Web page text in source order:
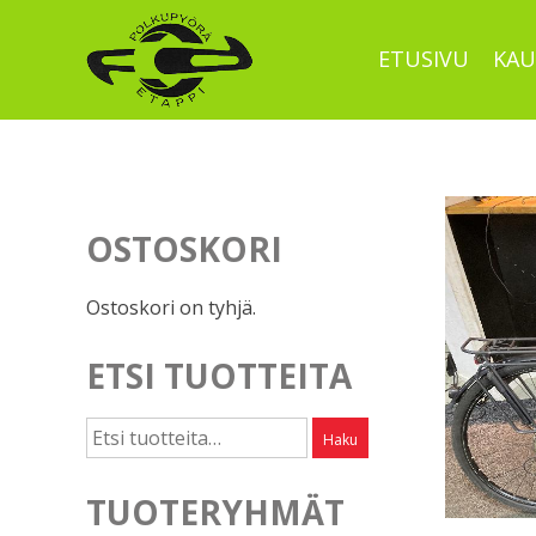
ETUSIVU
OSTOSKORI
Ostoskori on tyhjä.
ETSI TUOTTEITA
Etsi: Haku
TUOTERYHMÄT